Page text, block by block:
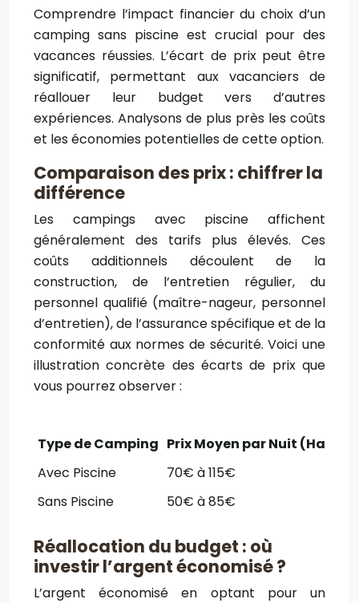
Comprendre l’impact financier du choix d’un
camping sans piscine est crucial pour des
vacances réussies. L’écart de prix peut être
significatif, permettant aux vacanciers de
réallouer leur budget vers d’autres
expériences. Analysons de plus près les coûts
et les économies potentielles de cette option.
Comparaison des prix : chiffrer la
différence
Les campings avec piscine affichent
généralement des tarifs plus élevés. Ces
coûts additionnels découlent de la
construction, de l’entretien régulier, du
personnel qualifié (maître-nageur, personnel
d’entretien), de l’assurance spécifique et de la
conformité aux normes de sécurité. Voici une
illustration concrète des écarts de prix que
vous pourrez observer :
Type de Camping Prix Moyen par Nuit (Haute
Avec Piscine
70€ à 115€
Sans Piscine
50€ à 85€
Réallocation du budget : où
investir l’argent économisé ?
L’argent économisé en optant pour un